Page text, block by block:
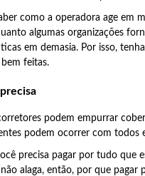
como a operadora age em
algumas organizações
em demasia. Por isso,
feitas.
podem empurrar
podem ocorrer com todos
precisa pagar por tudo que
alaga, então, por que pagar